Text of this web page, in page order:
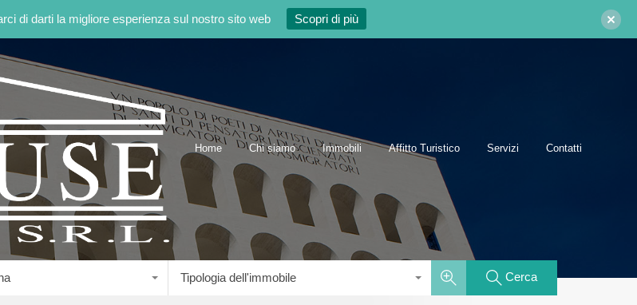
Chi siamo Immobili Contatti
Home Chi siamo Immobili Affitto Turistico Servizi Contatti
Tipologia dell'immobile Cerca
di darti la migliore esperienza sul nostro sito web Scopri di più